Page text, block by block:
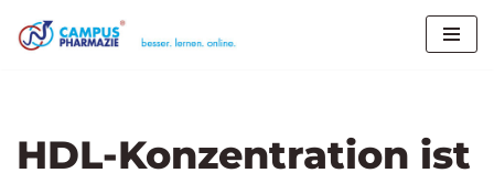
Case Training
27.08. -
Seminar
„Unerwünschte Arzneimittelwirkungen und
Pharmakovigilanz“17.09. – 14.10.2026
HDL-Konzentration ist